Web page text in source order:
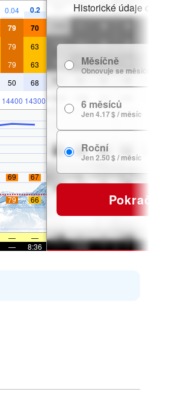
0.04 0.2
79 70
79 63
79 63
50 68
14400 14300
69 67
79 66
—
—
— 8:36
Historické údaje o
Měsíčně
Obnovuje se měsíčně
6 měsíců
Jen 4.17 $ / měsíc
Roční
Jen 2.50 $ / měsíc
Pokračovat